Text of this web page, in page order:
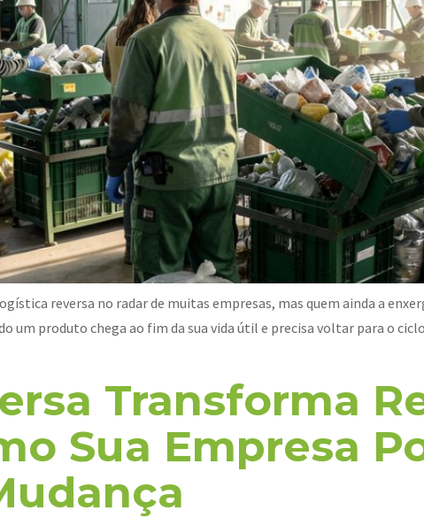
reversa no radar de muitas empresas, mas quem ainda a
um produto chega ao fim da sua vida útil e precisa voltar para o
Transforma
Sua Empresa